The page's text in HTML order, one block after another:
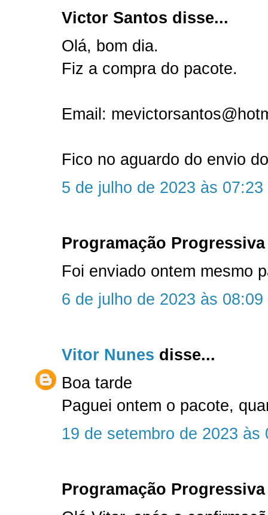
Victor Santos disse...
Olá, bom dia.
Fiz a compra do pacote.
Email:
Fico no aguardo do envio
5 de julho de 2023 às 07:23
Programação
Foi enviado ontem mesmo
6 de julho de 2023 às 08:09
Vitor Nunes disse...
Boa tarde
Paguei ontem o pacote,
19 de setembro de 2023 às
Programação